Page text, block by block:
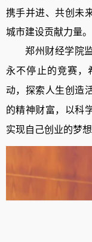
携手并进、共创未
城市建设贡献力量。
郑州财经学院
永不停止的竞赛，
动，探索人生创造
的精神财富，以科
实现自己创业的梦想